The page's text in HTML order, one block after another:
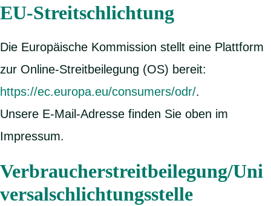
EU-Streitschlichtung
Die Europäische Kommission stellt eine Plattform
zur Online-Streitbeilegung (OS) bereit:
https://ec.europa.eu/consumers/odr/.
Unsere E-Mail-Adresse finden Sie oben im
Impressum.
Verbraucherstreitbeilegung/Uni
versalschlichtungsstelle